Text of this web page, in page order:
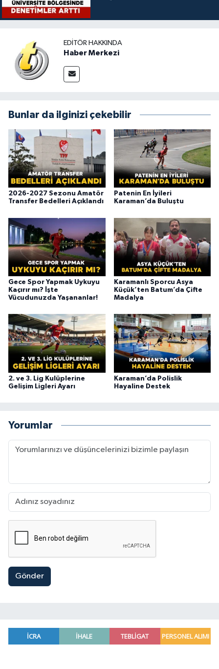
EDITÖR HAKKINDA
Haber Merkezi
Bunlar da ilginizi çekebilir
2026-2027 Sezonu Amatör
Transfer Bedelleri Açıklandı
Patenin En İyileri
Karaman’da Buluştu
Gece Spor Yapmak Uykuyu
Kaçırır mı? İşte
Vücudunuzda Yaşananlar!
Karamanlı Sporcu Asya
Küçük’ten Batum’da Çifte
Madalya
2. ve 3. Lig Kulüplerine
Gelişim Ligleri Ayarı
Karaman’da Polislik
Hayaline Destek
Yorumlar
Gönder